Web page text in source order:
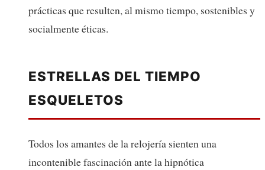
prácticas que resulten, al mismo tiempo, sostenibles y
socialmente éticas.
ESTRELLAS DEL TIEMPO
ESQUELETOS
Todos los amantes de la relojería sienten una
incontenible fascinación ante la hipnótica